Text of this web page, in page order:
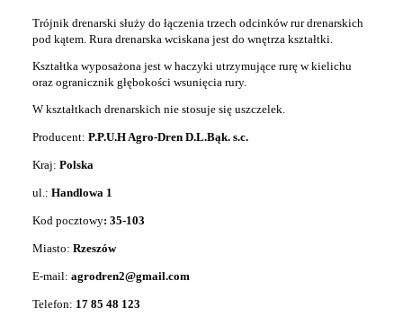
Trójnik drenarski służy do łączenia trzech odcinków rur drenarskich
pod kątem. Rura drenarska wciskana jest do wnętrza kształtki.
Kształtka wyposażona jest w haczyki utrzymujące rurę w kielichu
oraz ogranicznik głębokości wsunięcia rury.
W kształtkach drenarskich nie stosuje się uszczelek.
Producent: P.P.U.H Agro-Dren D.L.Bąk. s.c.
Kraj: Polska
ul.: Handlowa 1
Kod pocztowy: 35-103
Miasto: Rzeszów
E-mail: agrodren2@gmail.com
Telefon: 17 85 48 123